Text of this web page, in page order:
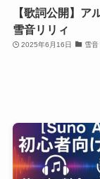
【歌詞公開】ア
雪音リリィ
2025年6月16日 雪